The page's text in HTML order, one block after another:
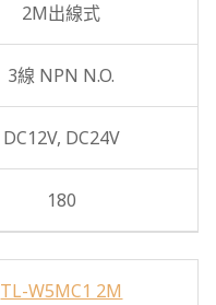
2M出線式
3線 NPN N.O.
DC12V, DC24V
180
TL-W5MC1 2M